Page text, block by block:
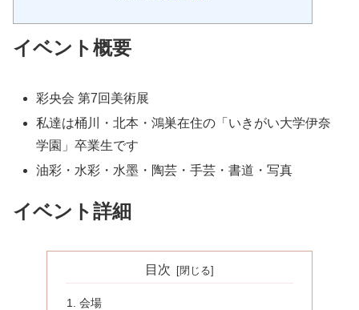
イベント概要
彩央会 第7回美術展
私達は桶川・北本・鴻巣在住の「いきがい大学伊奈
学園」卒業生です
油彩・水彩・水墨・陶芸・手芸・書道・写真
イベント詳細
目次
会場